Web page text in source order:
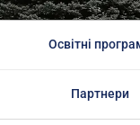
Освітні
Партнери